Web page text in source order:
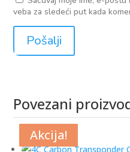
veba za sledeći put kada
Povezani
Povezani
Akcija!
Akcija!
Akcija!
Akcija!